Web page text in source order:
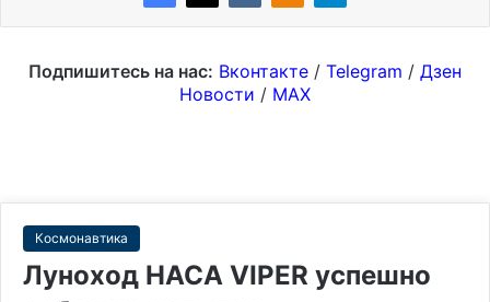
Подпишитесь на нас: Вконтакте / Telegram / Дзен
Новости / MAX